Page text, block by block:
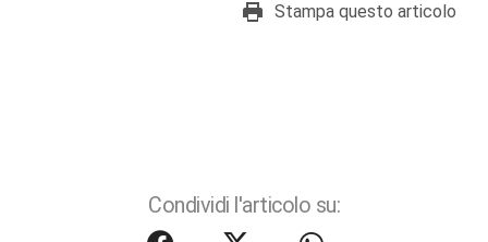
Stampa questo articolo
Condividi l'articolo su: